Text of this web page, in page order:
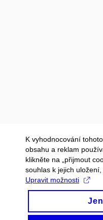
K vyhodnocování
obsahu a reklam
klikněte na „přijmout
souhlas k jejich uložení,
Upravit možnosti